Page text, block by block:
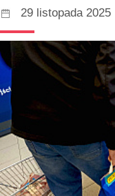
29 listopada 2025